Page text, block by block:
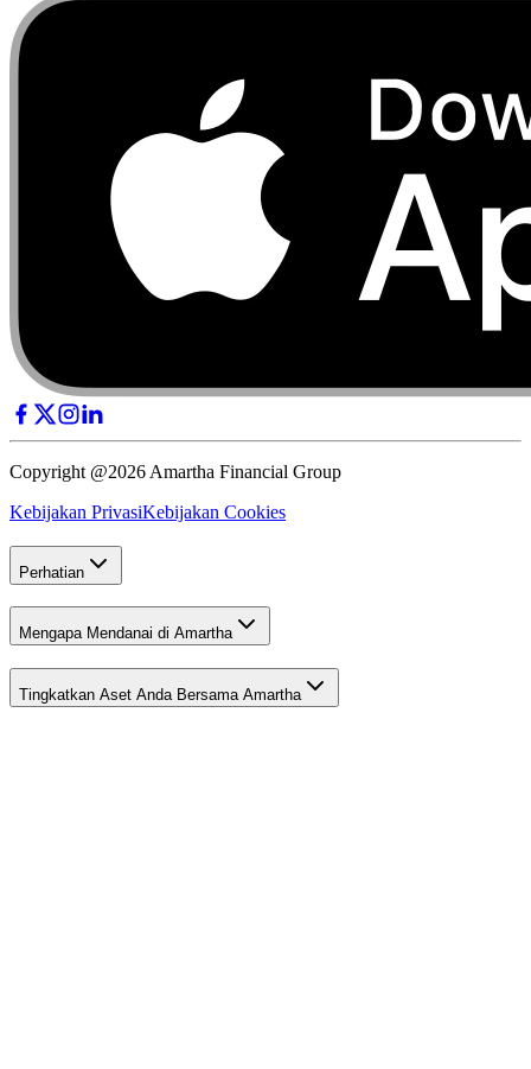
Copyright @2026 Amartha Financial Group
Kebijakan PrivasiKebijakan Cookies
Perhatian
Mengapa Mendanai di Amartha
Tingkatkan Aset Anda Bersama Amartha